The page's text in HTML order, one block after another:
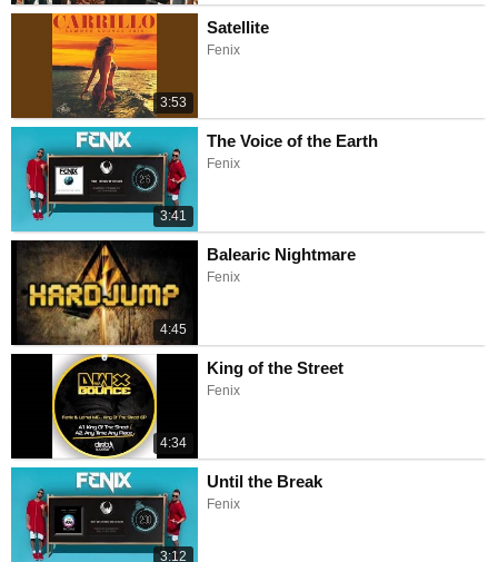
3:53
Satellite
Fenix
3:41
The Voice of the Earth
Fenix
4:45
Balearic Nightmare
Fenix
4:34
King of the Street
Fenix
3:12
Until the Break
Fenix